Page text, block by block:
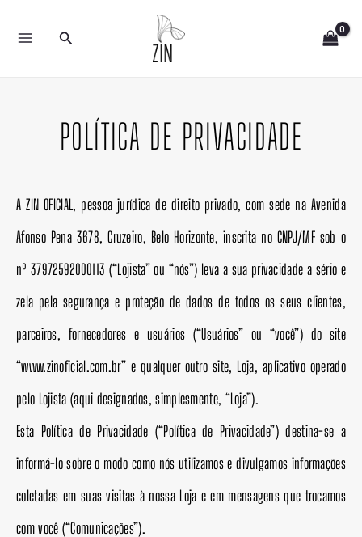
para
Pesquisar
POLÍTICA DE PRIVACIDADE
A ZIN OFICIAL, pessoa jurídica de direito privado, com sede na Avenida
Afonso Pena 3678, Cruzeiro, Belo Horizonte, inscrita no CNPJ/MF sob o
nº 37972592000113 (“Lojista” ou “nós”) leva a sua privacidade a sério e
zela pela segurança e proteção de dados de todos os seus clientes,
parceiros, fornecedores e usuários (“Usuários” ou “você”) do site
“www.zinoficial.com.br” e qualquer outro site, Loja, aplicativo operado
pelo Lojista (aqui designados, simplesmente, “Loja”).
Esta Política de Privacidade (“Política de Privacidade”) destina-se a
informá-lo sobre o modo como nós utilizamos e divulgamos informações
coletadas em suas visitas à nossa Loja e em mensagens que trocamos
com você (“Comunicações”).